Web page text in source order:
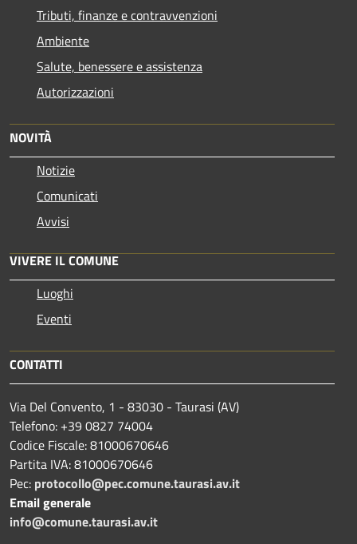
Tributi, finanze e contravvenzioni
Ambiente
Salute, benessere e assistenza
Autorizzazioni
NOVITÀ
Notizie
Comunicati
Avvisi
VIVERE IL COMUNE
Luoghi
Eventi
CONTATTI
Via Del Convento, 1 - 83030 - Taurasi (AV)
Telefono: +39 0827 74004
Codice Fiscale: 81000670646
Partita IVA: 81000670646
Pec: protocollo@pec.comune.taurasi.av.it
Email generale
info@comune.taurasi.av.it